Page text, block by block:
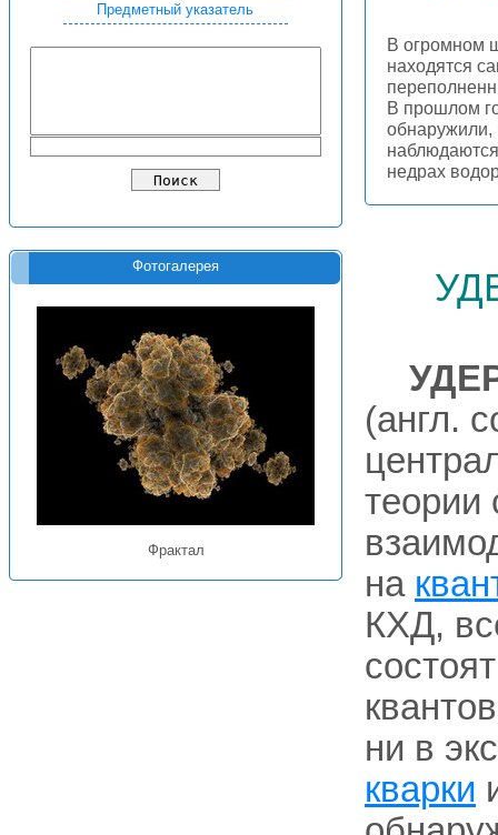
Предметный указатель
Фотогалерея
Фрактал
В огромном
находятся
В прошлом
обнаружили,
недрах
(англ.
теории
на
КХД,
ни в
кварки